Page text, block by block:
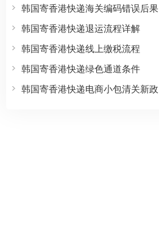
韩国寄香港快递海关编码错误后果
韩国寄香港快递退运流程详解
韩国寄香港快递线上缴税流程
韩国寄香港快递绿色通道条件
韩国寄香港快递电商小包清关新政